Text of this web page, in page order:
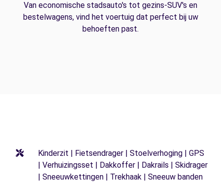
Van economische stadsauto's tot gezins-SUV's en
bestelwagens, vind het voertuig dat perfect bij uw
behoeften past.
Kinderzit | Fietsendrager | Stoelverhoging | GPS
| Verhuizingsset | Dakkoffer | Dakrails | Skidrager
| Sneeuwkettingen | Trekhaak | Sneeuw banden